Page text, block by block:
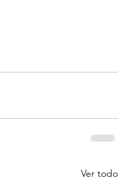
Ver todo